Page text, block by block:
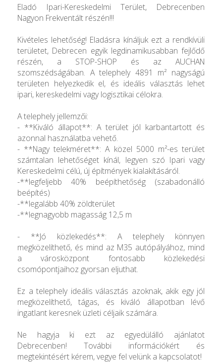
Eladó Ipari-Kereskedelmi Terület, Debrecenben
Nagyon Frekventált részén!!!
Kivételes lehetőség! Eladásra kínáljuk ezt a rendkívüli
területet, Debrecen egyik legdinamikusabban fejlődő
részén, a STOP-SHOP és az AUCHAN
szomszédságában. A telephely 4891 m² nagyságú
területen helyezkedik el, és ideális választás lehet
ipari, kereskedelmi vagy logisztikai célokra.
A telephely jellemzői:
- **Kiváló állapot**: A terület jól karbantartott és
azonnal használatba vehető.
- **Nagy telekméret**: A közel 5000 m²-es terület
számtalan lehetőséget kínál, legyen szó Ipari vagy
Kereskedelmi célú, új építmények kialakításáról.
-**legfeljebb 40% beépíthetőség (szabadonálló
beépítés)
-**legalább 40% zöldterület
-**legnagyobb magasság 12,5 m
- **Jó közlekedés**: A telephely könnyen
megközelíthető, és mind az M35 autópályához, mind
a városközpont fontosabb közlekedési
csomópontjaihoz gyorsan eljuthat.
Ez a telephely ideális választás azoknak, akik egy jól
megközelíthető, tágas, és kiváló állapotban lévő
ingatlant keresnek üzleti céljaik számára.
Ne hagyja ki ezt az egyedülálló ajánlatot
Debrecenben! További információkért és
megtekintésért kérem, vegye fel velünk a kapcsolatot!